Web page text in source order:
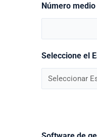
Número
Seleccione el